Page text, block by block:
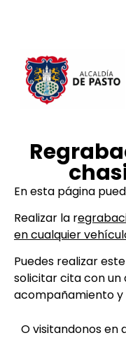
En esta página
Realizar la r
en cualquier
Puedes realizar
solicitar cita con un
acompañamiento
O visitandonos en